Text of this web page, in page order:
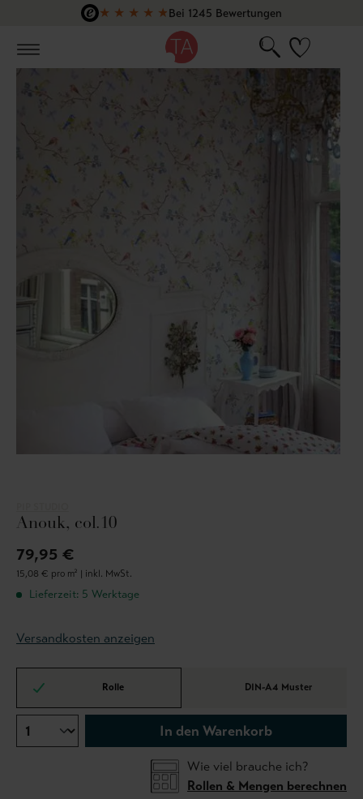
Zum Hauptinhalt springen
★ ★ ★ ★ ★Bei 1245 Bewertungen
Anouk, col.10
79,95 €
15,08 € pro m² | inkl. MwSt.
Lieferzeit: 5 Werktage
Versandkosten anzeigen
Rolle DIN-A4 Muster
In den Warenkorb
Wie viel brauche ich?
Rollen & Mengen berechnen